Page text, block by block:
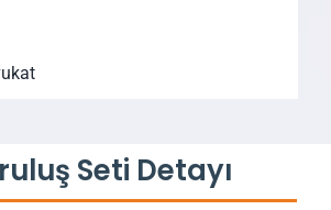
Seti Detayı